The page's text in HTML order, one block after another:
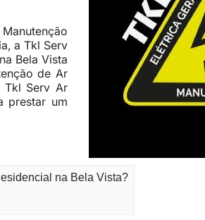
a Tkl Serv
Bela Vista
de Ar
Tkl Serv Ar
prestar um
na Bela Vista?